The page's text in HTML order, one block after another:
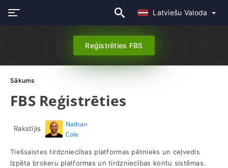
Latviešu Valoda
Reģistrēties FBS
Sākums
FBS Reģistrēties
Rakstījis
Nathan
Cole
Tiešsaistes tirdzniecības platformas pētnieks un ceļvedis
Izpēta brokeru platformas un tirdzniecības kontu sistēmas.